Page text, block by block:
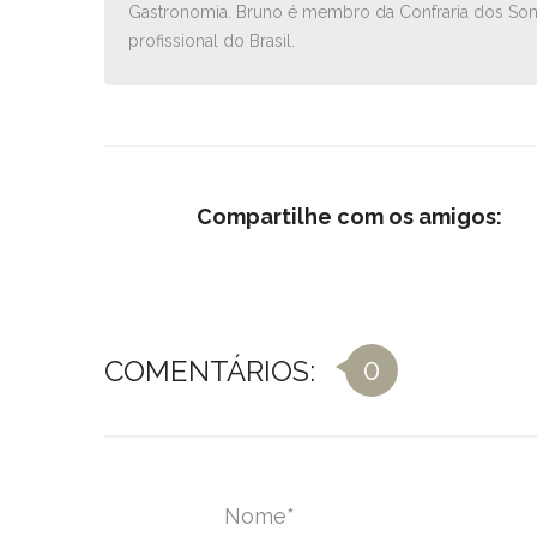
Gastronomia. Bruno é membro da Confraria dos
profissional do Brasil.
Compartilhe com os amigos:
COMENTÁRIOS: 0
Nome*